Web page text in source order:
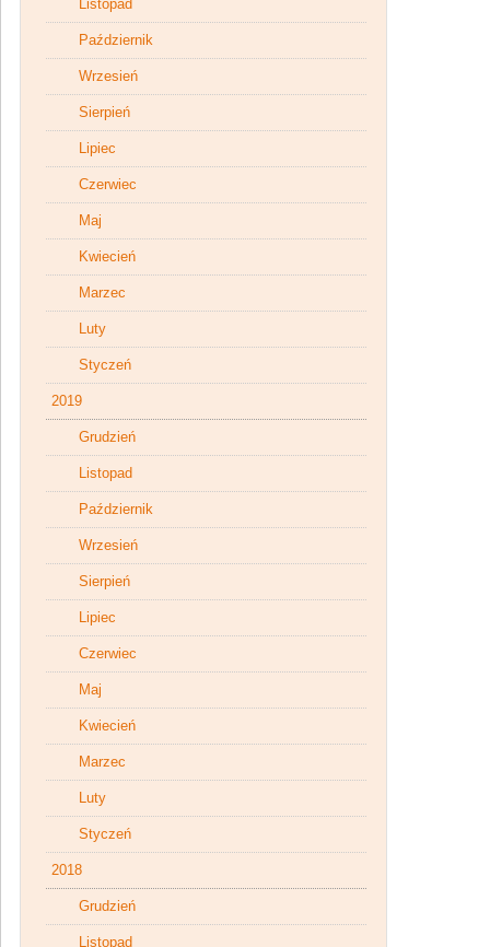
Listopad
Październik
Wrzesień
Sierpień
Lipiec
Czerwiec
Maj
Kwiecień
Marzec
Luty
Styczeń
2019
Grudzień
Listopad
Październik
Wrzesień
Sierpień
Lipiec
Czerwiec
Maj
Kwiecień
Marzec
Luty
Styczeń
2018
Grudzień
Listopad